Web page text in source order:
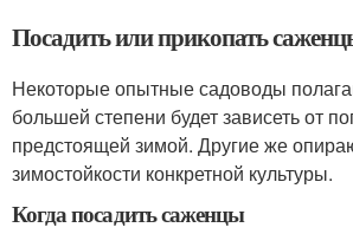
Посадить или прикопать
Некоторые опытные садоводы
большей степени будет зависеть от
предстоящей зимой. Другие же
зимостойкости конкретной культуры.
Когда посадить саженцы